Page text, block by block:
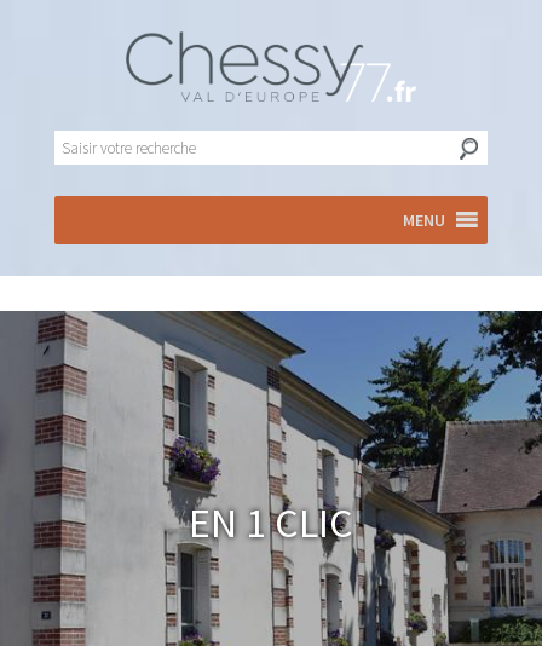
MENU
En 1 clic